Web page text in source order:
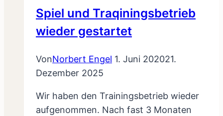
Spiel und Traqiningsbetrieb
wieder gestartet
VonNorbert Engel 1. Juni 202021.
Dezember 2025
Wir haben den Trainingsbetrieb wieder
aufgenommen. Nach fast 3 Monaten